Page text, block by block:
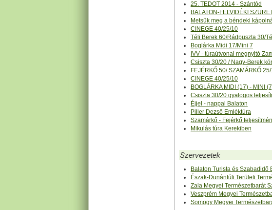
25. TEDOT 2014 - Szántód
BALATON-FELVIDÉKI
Metsük meg a béndeki
CINEGE 40/25/10
Téli Berek 60/Rádpuszta 30/
Boglárka Midi 17/Mini 7
IVV - túraútvonal megnyitó
Csiszta 30/20 / Nagy-Berek
FEJÉRKŐ 50/ SZAMÁRKŐ
CINEGE 40/25/10
BOGLÁRKA MIDI (17) - MINI
Csiszta 30/20 gyalogos
Éjjel - nappal Balaton
Piller Dezső Emléktúra
Szamárkő - Fejérkő
Mikulás túra Kerekiben
Szervezetek
Balaton Turista és Szabadidő
Észak-Dunántúli Területi
Zala Megyei Természetbarát
Veszprém Megyei
Somogy Megyei